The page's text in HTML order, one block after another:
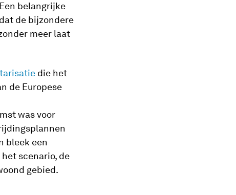
belangrijke
de bijzondere
meer laat
die het
de Europese
was voor
bleek een
scenario, de
gebied.